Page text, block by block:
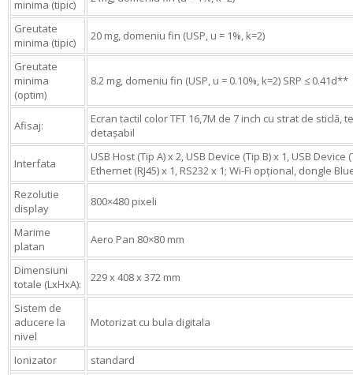
minima (tipic)
Greutate
minima (tipic)
20 mg, domeniu fin (USP, u = 1%, k=2)
Greutate
minima
(optim)
8.2 mg, domeniu fin (USP, u = 0.10%, k=2) SRP ≤ 0.41d**
Afisaj:
Ecran tactil color TFT 16,7M de 7 inch cu strat de sticlă,
detașabil
Interfata
USB Host (Tip A) x 2, USB Device (Tip B) x 1, USB Device
Ethernet (RJ45) x 1, RS232 x 1; Wi-Fi opțional, dongle
Rezolutie
display
800×480 pixeli
Marime
platan
Aero Pan 80×80 mm
Dimensiuni
totale (LxHxA):
229 x 408 x 372 mm
Sistem de
aducere la
nivel
Motorizat cu bula digitala
Ionizator
standard